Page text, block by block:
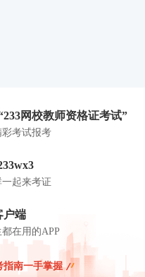
网校教师资格证考试”
考试报考
起来考证
户端
都在用的APP
指南一手掌握